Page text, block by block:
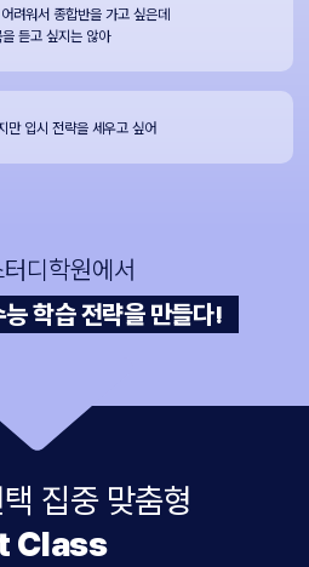
려워서 종합반을 가고 싶은데
듣고 싶지는 않아
만 입시 전략을 세우고 싶어
디학원에서
학습 전략을 만들다!
집중 맞춤형
Class